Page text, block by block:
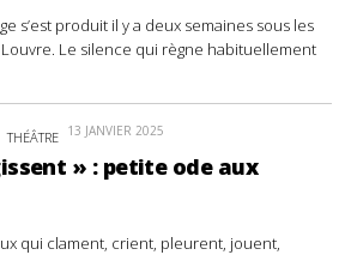
s’est produit il y a deux semaines sous les
Le silence qui règne habituellement
THÉÂTRE 13 JANVIER 2025
» : petite ode aux
qui clament, crient, pleurent, jouent,